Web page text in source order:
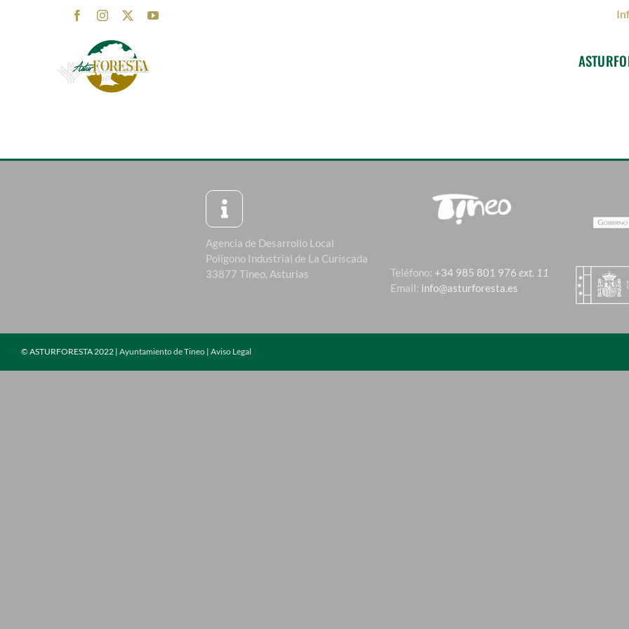
FacebookInstagram YouTube
Agencia de Desarrollo Local
Polígono Industrial de La Curiscada
33877 Tineo, Asturias
Teléfono: +34 985 801 976ext. 11
Email: info@asturforesta.es
© ASTURFORESTA 2022 | Ayuntamiento de Tineo | Aviso Legal